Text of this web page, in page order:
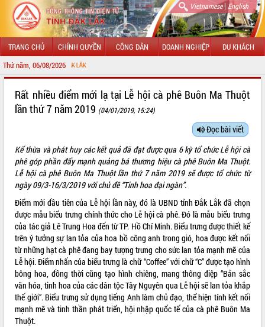
Vietnamese| English
TRANG CHỦ CHÍNH QUYỀN CÔNG DÂN DOANH NGHIỆP DU KHÁCH
Thứ năm, 06/08/2026
LÃNH ĐẠO UBND TỈNH
SỞ, BAN, NGÀNH
UBND CÁC XÃ, PHƯỜNG
THÔNG TIN CHỈ ĐẠO ĐIỀU HÀNH
HỆ THỐNG VĂN BẢN
VĂN BẢN HĐND TỈNH
ĐIỂM TIN VĂN BẢN
QUY HOẠCH - KẾ HOẠCH
Rất nhiều điểm mới lạ tại Lễ hội cà phê Buôn Ma Thuột
lần thứ 7 năm 2019 (04/01/2019, 15:24)
Đọc bài viết
Kế thừa và phát huy các kết quả đã đạt được qua 6 kỳ tổ chức Lễ hội cà
phê góp phần đẩy mạnh quảng bá thương hiệu cà phê Buôn Ma Thuột.
Lễ hội cà phê Buôn Ma Thuột lần thứ 7 năm 2019 sẽ được tổ chức từ
ngày 09/3-16/3/2019 với chủ đề “Tinh hoa đại ngàn”.
Điểm mới đầu tiên của Lễ hội lần này, đó là UBND tỉnh Đắk Lắk đã chọn
được mẫu biểu trưng chính thức cho Lễ hội cà phê. Đó là mẫu biểu trưng
của tác giả Lê Trung Hoa đến từ TP. Hồ Chí Minh. Biểu trưng được thiết kế
trên ý tưởng sự lan tỏa của hoa bồ công anh trong gió, hoa được kết nối
từ những hạt cà phê đang bay tượng trưng cho sức lan tỏa mạnh mẽ của
Lễ hội. Điểm nhấn của biểu trưng là chữ “Coffee” với chữ “C” được tạo hình
bông hoa, đồng thời cũng tạo hình chiêng, mang thông điệp “Bản sắc
văn hóa, tinh hoa của các dân tộc Tây Nguyên qua Lễ hội sẽ lan tỏa khắp
thế giới”. Biểu trưng sử dụng tiếng Anh làm chủ đạo, thể hiện tính kết nối
mạnh mẽ và tinh thần phát triển, hội nhập quốc tế của cà phê Buôn Ma
Thuột.